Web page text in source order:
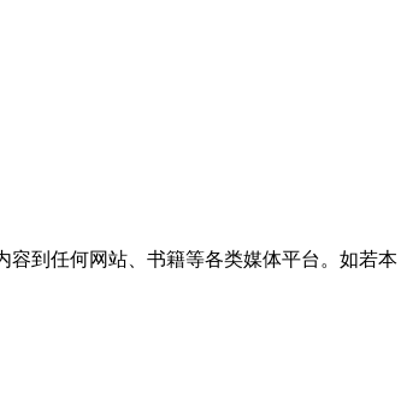
到任何网站、书籍等各类媒体平台。如若本